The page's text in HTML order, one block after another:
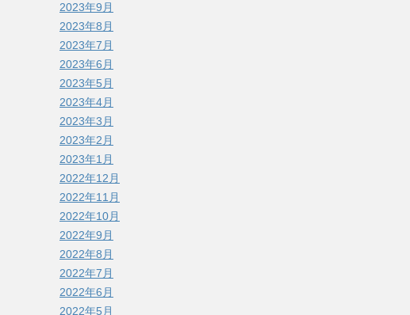
2023年9月
2023年8月
2023年7月
2023年6月
2023年5月
2023年4月
2023年3月
2023年2月
2023年1月
2022年12月
2022年11月
2022年10月
2022年9月
2022年8月
2022年7月
2022年6月
2022年5月